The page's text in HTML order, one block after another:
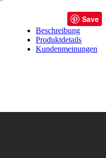
Save
Beschreibung
Produktdetails
Kundenmeinungen